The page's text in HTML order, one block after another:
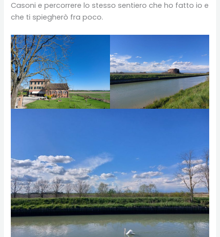
Casoni e percorrere lo stesso sentiero che ho fatto io e
che ti spiegherò fra poco.